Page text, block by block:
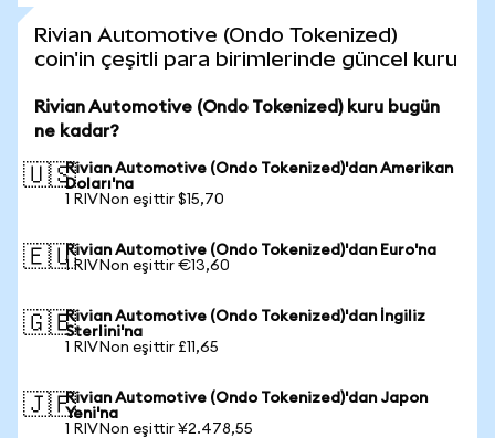
Rivian Automotive (Ondo Tokenized)
coin'in çeşitli para birimlerinde güncel kuru
Rivian Automotive (Ondo Tokenized) kuru bugün
ne kadar?
🇺🇸Rivian Automotive (Ondo Tokenized)'dan Amerikan
Doları'na
1 RIVNon eşittir $15,70
🇪🇺Rivian Automotive (Ondo Tokenized)'dan Euro'na
1 RIVNon eşittir €13,60
🇬🇧Rivian Automotive (Ondo Tokenized)'dan İngiliz
Sterlini'na
1 RIVNon eşittir £11,65
🇯🇵Rivian Automotive (Ondo Tokenized)'dan Japon
Yeni'na
1 RIVNon eşittir ¥2.478,55